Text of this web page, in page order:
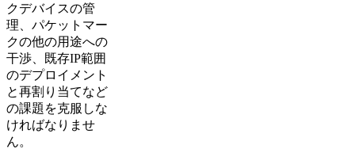
クデバイスの管
理、パケットマー
クの他の用途への
干渉、既存IP範囲
のデプロイメント
と再割り当てなど
の課題を克服しな
ければなりませ
ん。